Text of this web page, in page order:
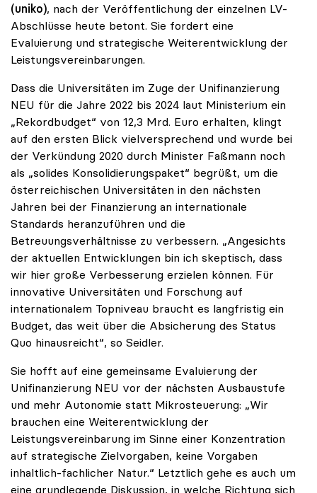
(uniko), nach der Veröffentlichung der einzelnen LV-
Abschlüsse heute betont. Sie fordert eine
Evaluierung und strategische Weiterentwicklung der
Leistungsvereinbarungen.
Dass die Universitäten im Zuge der Unifinanzierung
NEU für die Jahre 2022 bis 2024 laut Ministerium ein
„Rekordbudget“ von 12,3 Mrd. Euro erhalten, klingt
auf den ersten Blick vielversprechend und wurde bei
der Verkündung 2020 durch Minister Faßmann noch
als „solides Konsolidierungspaket“ begrüßt, um die
österreichischen Universitäten in den nächsten
Jahren bei der Finanzierung an internationale
Standards heranzuführen und die
Betreuungsverhältnisse zu verbessern. „Angesichts
der aktuellen Entwicklungen bin ich skeptisch, dass
wir hier große Verbesserung erzielen können. Für
innovative Universitäten und Forschung auf
internationalem Topniveau braucht es langfristig ein
Budget, das weit über die Absicherung des Status
Quo hinausreicht“, so Seidler.
Sie hofft auf eine gemeinsame Evaluierung der
Unifinanzierung NEU vor der nächsten Ausbaustufe
und mehr Autonomie statt Mikrosteuerung: „Wir
brauchen eine Weiterentwicklung der
Leistungsvereinbarung im Sinne einer Konzentration
auf strategische Zielvorgaben, keine Vorgaben
inhaltlich-fachlicher Natur.“ Letztlich gehe es auch um
eine grundlegende Diskussion, in welche Richtung sich